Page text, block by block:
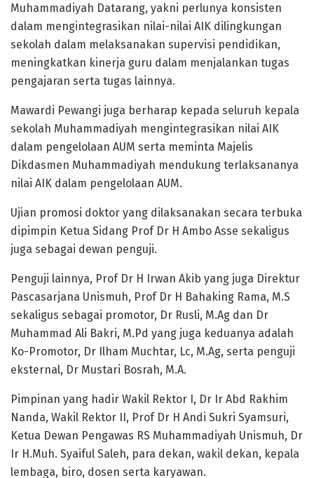
Muhammadiyah Datarang, yakni perlunya konsisten
dalam mengintegrasikan nilai-nilai AIK dilingkungan
sekolah dalam melaksanakan supervisi pendidikan,
meningkatkan kinerja guru dalam menjalankan tugas
pengajaran serta tugas lainnya.
Mawardi Pewangi juga berharap kepada seluruh kepala
sekolah Muhammadiyah mengintegrasikan nilai AIK
dalam pengelolaan AUM serta meminta Majelis
Dikdasmen Muhammadiyah mendukung terlaksananya
nilai AIK dalam pengelolaan AUM.
Ujian promosi doktor yang dilaksanakan secara terbuka
dipimpin Ketua Sidang Prof Dr H Ambo Asse sekaligus
juga sebagai dewan penguji.
Penguji lainnya, Prof Dr H Irwan Akib yang juga Direktur
Pascasarjana Unismuh, Prof Dr H Bahaking Rama, M.S
sekaligus sebagai promotor, Dr Rusli, M.Ag dan Dr
Muhammad Ali Bakri, M.Pd yang juga keduanya adalah
Ko-Promotor, Dr Ilham Muchtar, Lc, M.Ag, serta penguji
eksternal, Dr Mustari Bosrah, M.A.
Pimpinan yang hadir Wakil Rektor I, Dr Ir Abd Rakhim
Nanda, Wakil Rektor II, Prof Dr H Andi Sukri Syamsuri,
Ketua Dewan Pengawas RS Muhammadiyah Unismuh, Dr
Ir H.Muh. Syaiful Saleh, para dekan, wakil dekan, kepala
lembaga, biro, dosen serta karyawan.